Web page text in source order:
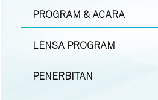
PROGRAM & ACARA
LENSA PROGRAM
PENERBITAN